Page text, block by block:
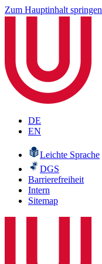
Zum Hauptinhalt springen
DE
EN
Leichte Sprache
DGS
Barrierefreiheit
Intern
Sitemap